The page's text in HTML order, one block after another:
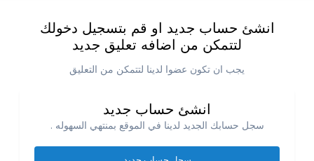
انشئ حساب جديد او قم بتسجيل دخولك
لتتمكن من اضافه تعليق جديد
يجب ان تكون عضوا لدينا لتتمكن من التعليق
انشئ حساب جديد
سجل حسابك الجديد لدينا في الموقع بمنتهي السهوله .